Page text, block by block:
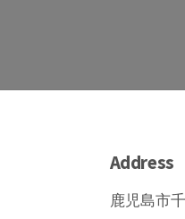
Address
鹿児島市